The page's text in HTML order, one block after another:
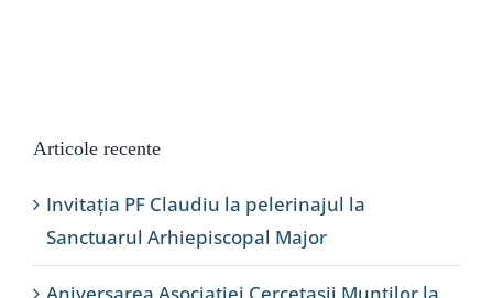
Articole recente
Invitația PF Claudiu la pelerinajul la
Sanctuarul Arhiepiscopal Major
Aniversarea Asociației Cercetașii Munților la